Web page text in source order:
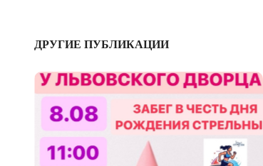
ДРУГИЕ ПУБЛИКАЦИИ